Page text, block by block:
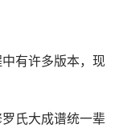
有许多版本，现
氏大成谱统一辈